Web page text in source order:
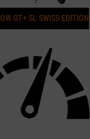
GT+ SL SWISS EDITION